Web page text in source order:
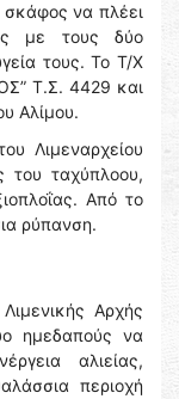
να πλέει
με τους δύο
τους. Το Τ/Χ
Τ.Σ. 4429 και
Αλίμου.
Λιμεναρχείου
του ταχύπλοου,
Από το
ρύπανση.
Αρχής
ημεδαπούς να
αλιείας,
περιοχή